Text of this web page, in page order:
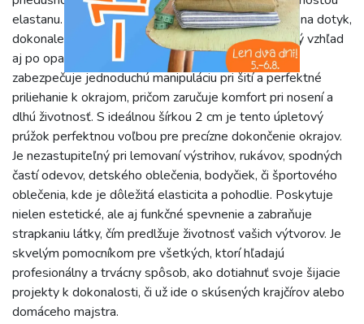
elastanu. Vďaka tomu je prúžok extrémne príjemný na dotyk,
dokonale sa prispôsobí tvaru a udrží si svoj pôvodný vzhľad
aj po opakovanom praní a nosení. Jeho elasticita
zabezpečuje jednoduchú manipuláciu pri šití a perfektné
priliehanie k okrajom, pričom zaručuje komfort pri nosení a
dlhú životnosť. S ideálnou šírkou 2 cm je tento úpletový
prúžok perfektnou voľbou pre precízne dokončenie okrajov.
Je nezastupiteľný pri lemovaní výstrihov, rukávov, spodných
častí odevov, detského oblečenia, bodyčiek, či športového
oblečenia, kde je dôležitá elasticita a pohodlie. Poskytuje
nielen estetické, ale aj funkčné spevnenie a zabraňuje
strapkaniu látky, čím predlžuje životnosť vašich výtvorov. Je
skvelým pomocníkom pre všetkých, ktorí hľadajú
profesionálny a trvácny spôsob, ako dotiahnuť svoje šijacie
projekty k dokonalosti, či už ide o skúsených krajčírov alebo
domáceho majstra.